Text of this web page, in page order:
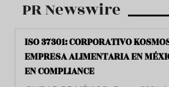
PR Newswire
ISO 37301: CORPORATIVO
EMPRESA ALIMENTARIA EN
EN COMPLIANCE